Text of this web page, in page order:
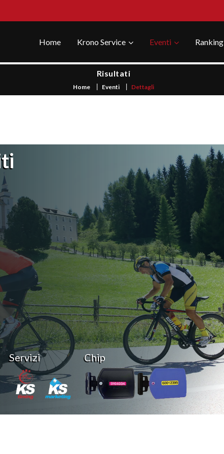
Home Krono Service Eventi Ranking
Risultati
Home Eventi Dettagli
Servizi Chip